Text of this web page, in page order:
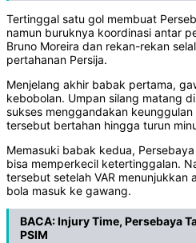
Tertinggal satu gol membuat
namun buruknya koordinasi antar
Bruno Moreira dan rekan-rekan
pertahanan Persija.
Menjelang akhir babak pertama,
kebobolan. Umpan silang matang
sukses menggandakan
tersebut bertahan hingga turun
Memasuki babak kedua,
bisa memperkecil ketertinggalan.
tersebut setelah VAR menunjukkan
bola masuk ke gawang.
BACA:Injury Time, Persebaya
PSIM